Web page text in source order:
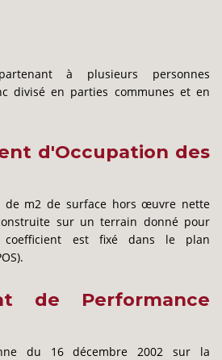
à plusieurs personnes
divisé en parties communes et en
d'Occupation des
de m2 de surface hors œuvre nette
sur un terrain donné pour
est fixé dans le plan
de Performance
du 16 décembre 2002 sur la